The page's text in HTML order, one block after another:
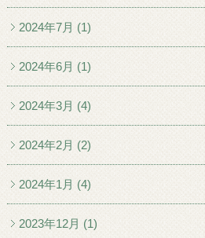
2024年7月 (1)
2024年6月 (1)
2024年3月 (4)
2024年2月 (2)
2024年1月 (4)
2023年12月 (1)